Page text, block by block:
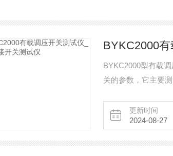
BYKC2000
BYKC2000型有载
关的参数，它主要
更新时间
2024-08-27